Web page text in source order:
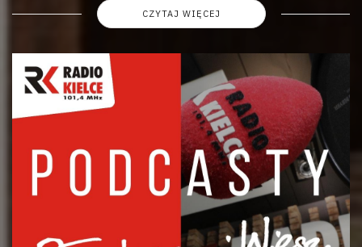
CZYTAJ WIĘCEJ